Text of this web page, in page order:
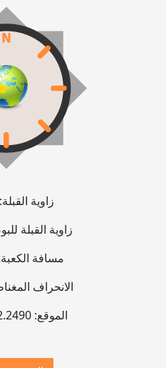
زاوية
زاوية القبلة
مسافة
الانحراف
الموقع: